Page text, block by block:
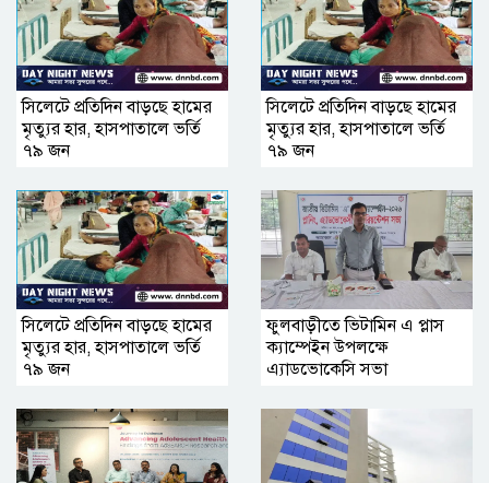
সিলেটে প্রতিদিন বাড়ছে হামের
মৃত্যুর হার, হাসপাতালে ভর্তি
৭৯ জন
সিলেটে প্রতিদিন বাড়ছে হামের
মৃত্যুর হার, হাসপাতালে ভর্তি
৭৯ জন
সিলেটে প্রতিদিন বাড়ছে হামের
মৃত্যুর হার, হাসপাতালে ভর্তি
৭৯ জন
ফুলবাড়ীতে ভিটামিন এ প্লাস
ক্যাম্পেইন উপলক্ষে
এ্যাডভোকেসি সভা